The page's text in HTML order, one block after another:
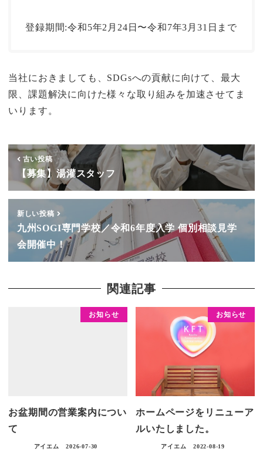
登録期間:令和5年2月24日〜令和7年3月31日まで
当社におきましても、SDGsへの貢献に向けて、最大
限、課題解決に向けた様々な取り組みを加速させてま
いります。
古い投稿
【募集】湯灌スタッフ
新しい投稿
九州SOGI専門学校／令和6年度入学 個別相談見学
会開催中！
関連記事
お知らせ
お盆期間の営業案内につい
て
アイエム 2026-07-30
お知らせ
ホームページをリニューア
ルいたしました。
アイエム 2022-08-19